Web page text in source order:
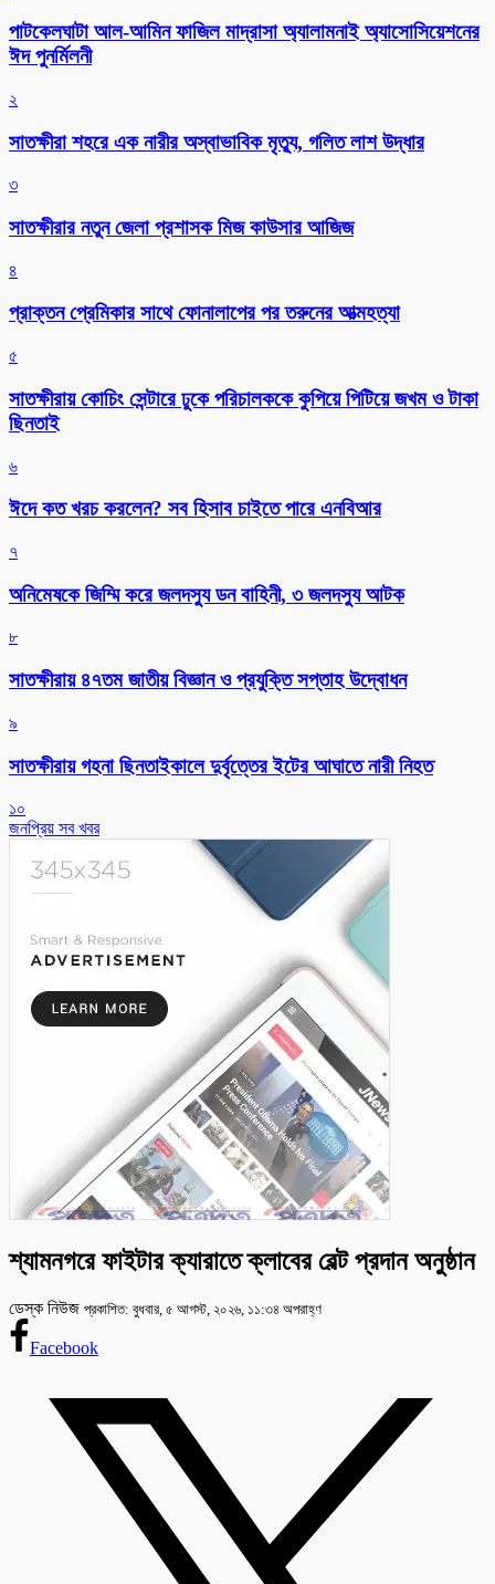
পাটকেলঘাটা আল-আমিন ফাজিল মাদ্রাসা অ্যালামনাই অ্যাসোসিয়েশনের
ঈদ পুনর্মিলনী
২
সাতক্ষীরা শহরে এক নারীর অস্বাভাবিক মৃত্যু, গলিত লাশ উদ্ধার
৩
সাতক্ষীরার নতুন জেলা প্রশাসক মিজ কাউসার আজিজ
৪
প্রাক্তন প্রেমিকার সাথে ফোনালাপের পর তরুনের আত্মহত্যা
৫
সাতক্ষীরায় কোচিং সেন্টারে ঢুকে পরিচালককে কুপিয়ে পিটিয়ে জখম ও টাকা
ছিনতাই
৬
ঈদে কত খরচ করলেন? সব হিসাব চাইতে পারে এনবিআর
৭
অনিমেষকে জিম্মি করে জলদস্যু ডন বাহিনী, ৩ জলদস্যু আটক
৮
সাতক্ষীরায় ৪৭তম জাতীয় বিজ্ঞান ও প্রযুক্তি সপ্তাহ উদ্বোধন
৯
সাতক্ষীরায় গহনা ছিনতাইকালে দুর্বৃত্তের ইটের আঘাতে নারী নিহত
১০
জনপ্রিয় সব খবর
শ্যামনগরে ফাইটার ক্যারাতে ক্লাবের বেল্ট প্রদান অনুষ্ঠান
ডেস্ক নিউজ প্রকাশিত: বুধবার, ৫ আগস্ট, ২০২৬, ১১:৩৪ অপরাহ্ণ
Facebook